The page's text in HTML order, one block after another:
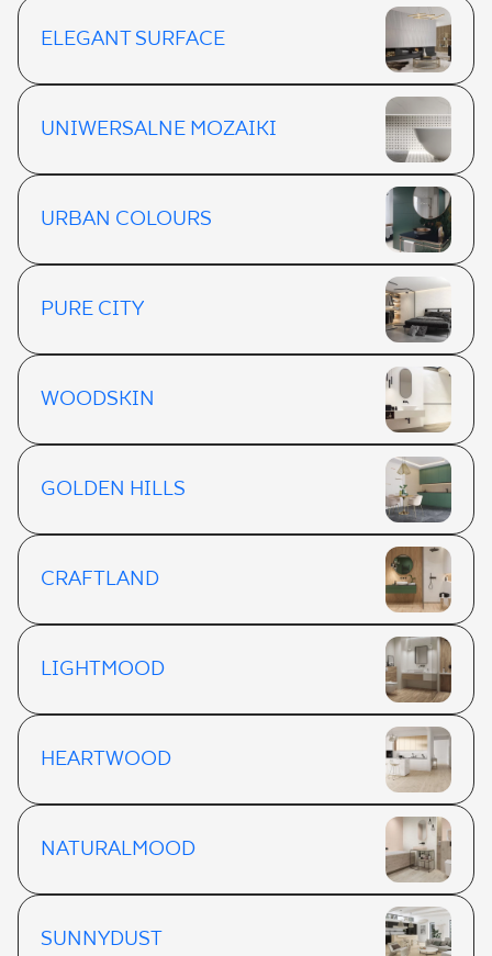
ELEGANT SURFACE
UNIWERSALNE MOZAIKI
URBAN COLOURS
PURE CITY
WOODSKIN
GOLDEN HILLS
CRAFTLAND
LIGHTMOOD
HEARTWOOD
NATURALMOOD
SUNNYDUST